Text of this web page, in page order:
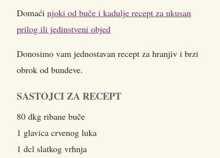
Domaći njoki od buče i kadulje recept za ukusan
prilog ili jedinstveni objed
Donosimo vam jednostavan recept za hranjiv i brzi
obrok od bundeve.
SASTOJCI ZA RECEPT
80 dkg ribane buče
1 glavica crvenog luka
1 dcl slatkog vrhnja